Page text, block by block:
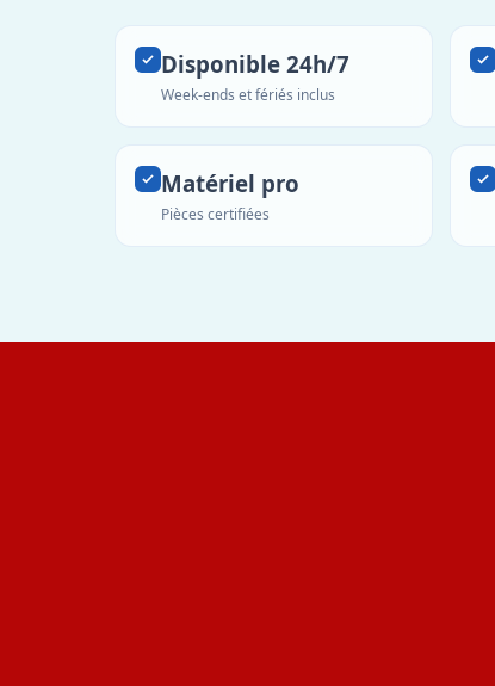
Disponible 24h/7
Week-ends et fériés inclus
Matériel pro
Pièces certifiées